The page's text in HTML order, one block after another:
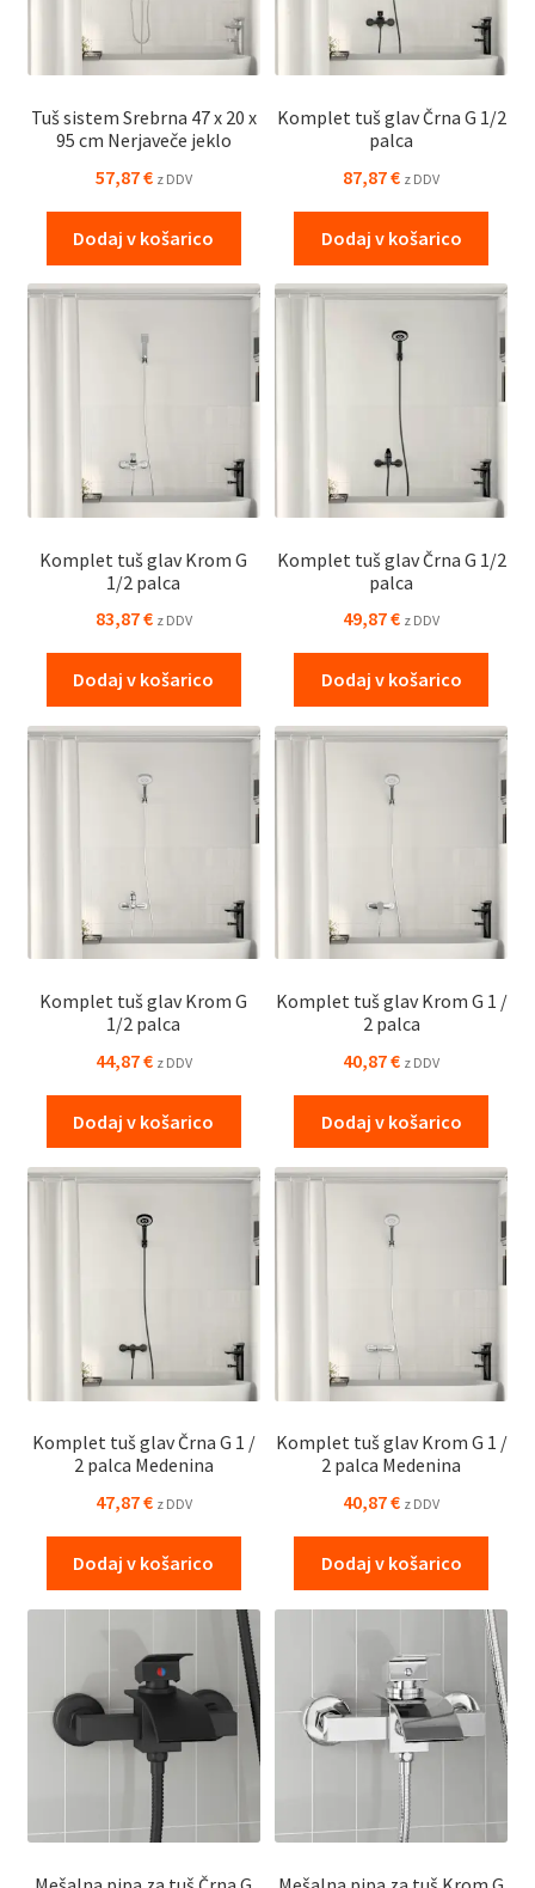
Tuš sistem Srebrna 47 x 20 x
95 cm Nerjaveče jeklo
57,87€ z DDV
Dodaj v košarico
Komplet tuš glav Črna G 1/2
palca
87,87€ z DDV
Dodaj v košarico
Komplet tuš glav Krom G
1/2 palca
83,87€ z DDV
Dodaj v košarico
Komplet tuš glav Črna G 1/2
palca
49,87€ z DDV
Dodaj v košarico
Komplet tuš glav Krom G
1/2 palca
44,87€ z DDV
Dodaj v košarico
Komplet tuš glav Krom G 1 /
2 palca
40,87€ z DDV
Dodaj v košarico
Komplet tuš glav Črna G 1 /
2 palca Medenina
47,87€ z DDV
Dodaj v košarico
Komplet tuš glav Krom G 1 /
2 palca Medenina
40,87€ z DDV
Dodaj v košarico